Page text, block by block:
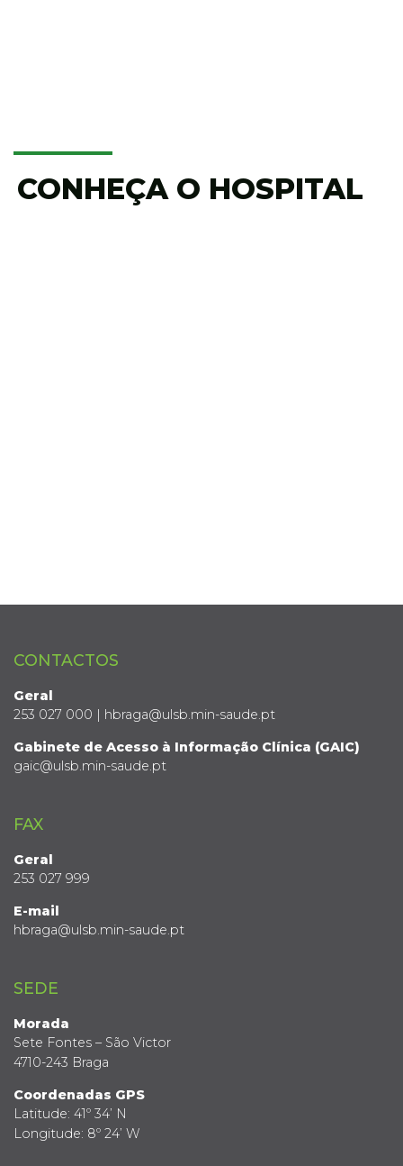
CONHEÇA O HOSPITAL
CONTACTOS
Geral
253 027 000 | hbraga@ulsb.min-saude.pt
Gabinete de Acesso à Informação Clínica (GAIC)
gaic@ulsb.min-saude.pt
FAX
Geral
253 027 999
E-mail
hbraga@ulsb.min-saude.pt
SEDE
Morada
Sete Fontes – São Victor
4710-243 Braga
Coordenadas GPS
Latitude: 41º 34’ N
Longitude: 8º 24’ W